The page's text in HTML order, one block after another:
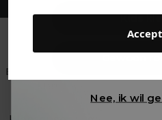
Betaal achteraf met
Kids
Nee, ik wil